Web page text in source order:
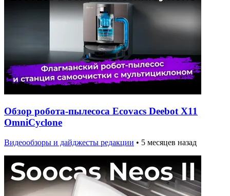
Обзор робота-пылесоса Ecovacs Deebot X11
OmniCyclone
Видеообзоры и дайджесты редакции • 5 месяцев назад